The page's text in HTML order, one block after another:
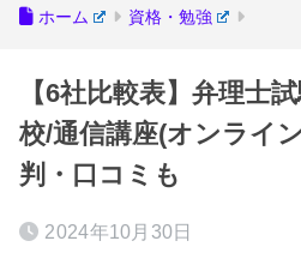
ホーム 資格・勉強
【6社比較表】弁理士
校/通信講座(オンライ
判・口コミも
2024年10月30日